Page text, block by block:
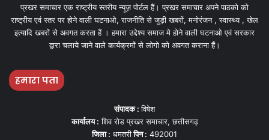
प्रखर समाचार एक राष्ट्रीय स्तरीय न्यूज़ पोर्टल हैं। प्रखर समाचार अपने पाठको को
राष्ट्रीय एवं स्तर पर होने वाली घटनाओ, राजनीति से जुड़ी खबरों, मनोरंजन , स्वास्थ्य , खेल
इत्यादि खबरों से अवगत करता हैं । हमारा उद्देश्य समाज मे होने वाली घटनाओ एवं सरकार
द्वारा चलाये जाने वाले कार्यक्रमों से लोगो को अवगत कराना हैं।
हमारा पता
संपादक :विषेश
कार्यालय : शिव रोड प्रखर समाचार, छत्तीसगढ़
जिला : धमतरीपिन : 492001